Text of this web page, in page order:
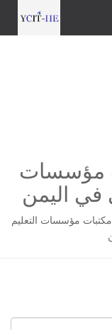
مؤسسات
في اليمن
مؤسسات التعليم